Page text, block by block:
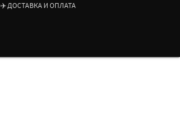
✈️ ДОСТАВКА И ОПЛАТА